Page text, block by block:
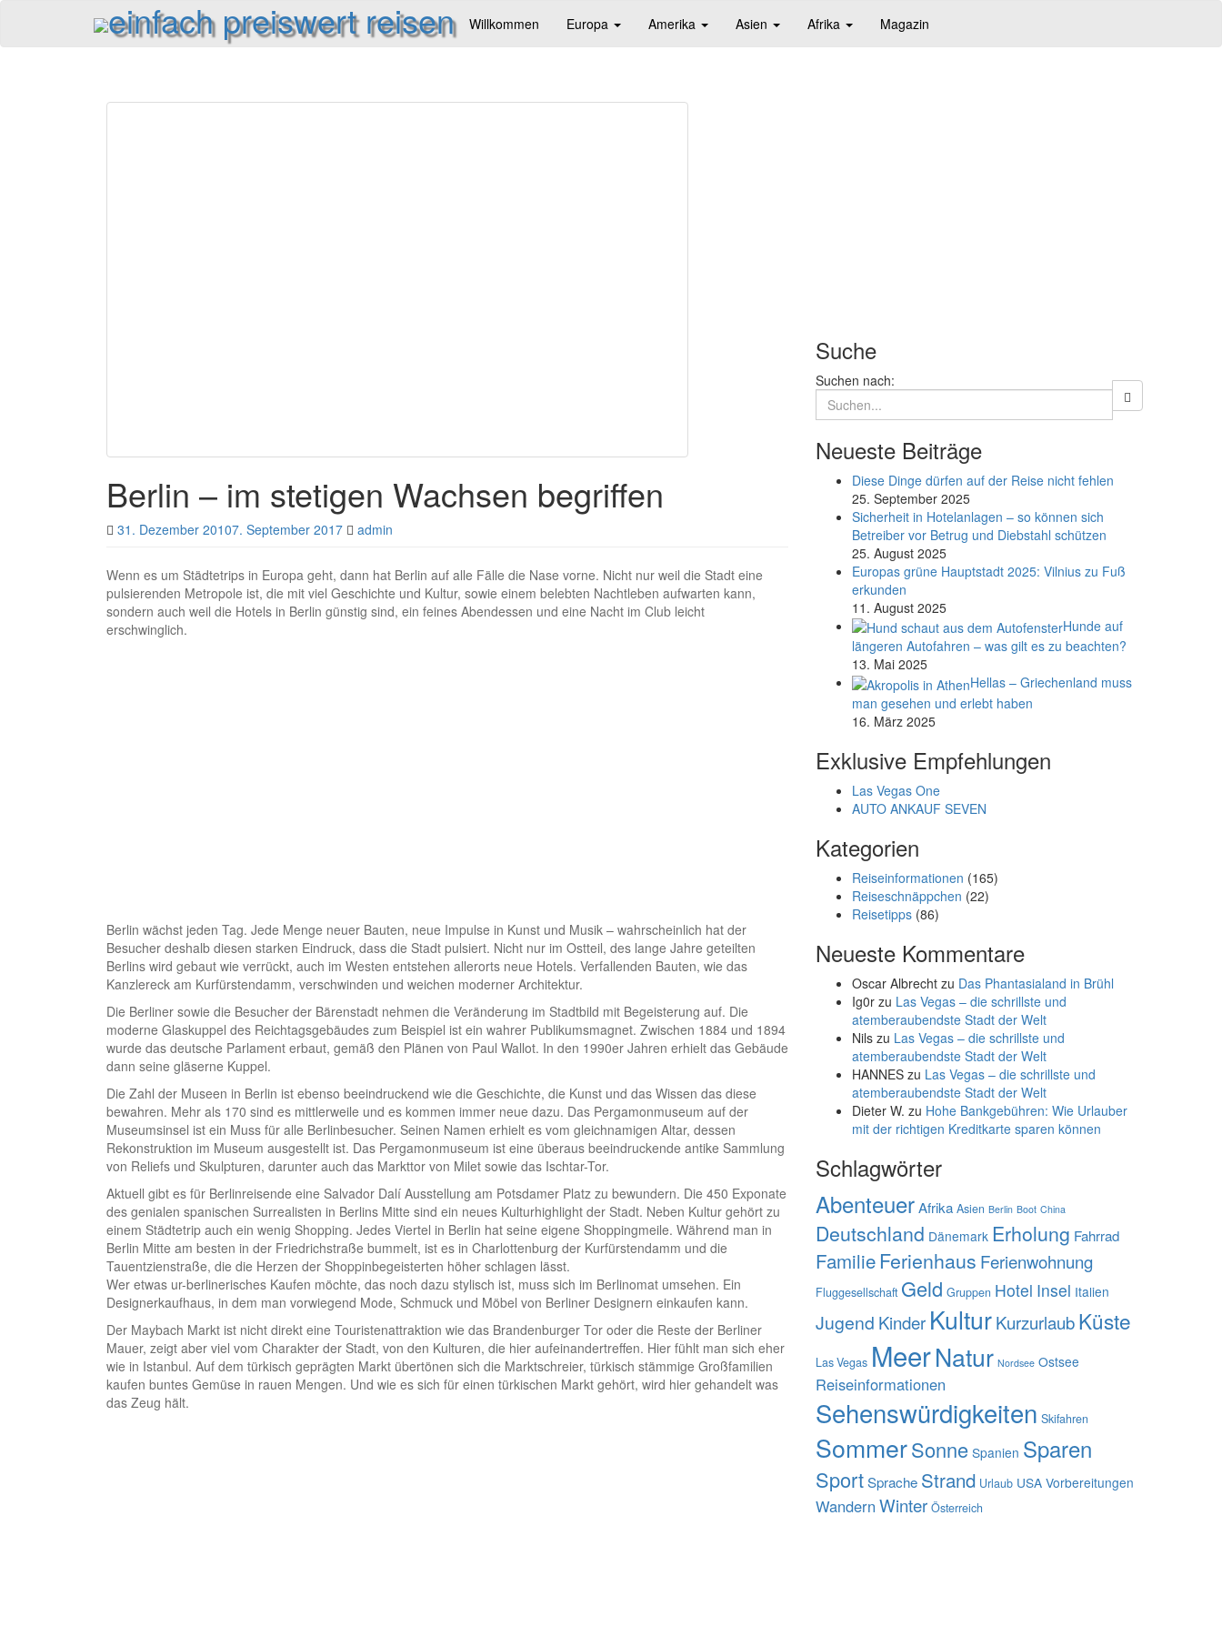
einfach preiswert reisen
Reiseinformationen und Reisetipps
Willkommen Europa Amerika Asien Afrika Magazin
Berlin – im stetigen Wachsen begriffen
31. Dezember 20107. September 2017 admin
Wenn es um Städtetrips in Europa geht, dann hat Berlin auf alle Fälle die Nase vorne. Nicht nur weil die Stadt eine
pulsierenden Metropole ist, die mit viel Geschichte und Kultur, sowie einem belebten Nachtleben aufwarten kann,
sondern auch weil die Hotels in Berlin günstig sind, ein feines Abendessen und eine Nacht im Club leicht
erschwinglich.
Berlin wächst jeden Tag. Jede Menge neuer Bauten, neue Impulse in Kunst und Musik – wahrscheinlich hat der
Besucher deshalb diesen starken Eindruck, dass die Stadt pulsiert. Nicht nur im Ostteil, des lange Jahre geteilten
Berlins wird gebaut wie verrückt, auch im Westen entstehen allerorts neue Hotels. Verfallenden Bauten, wie das
Kanzlereck am Kurfürstendamm, verschwinden und weichen moderner Architektur.
Die Berliner sowie die Besucher der Bärenstadt nehmen die Veränderung im Stadtbild mit Begeisterung auf. Die
moderne Glaskuppel des Reichtagsgebäudes zum Beispiel ist ein wahrer Publikumsmagnet. Zwischen 1884 und 1894
wurde das deutsche Parlament erbaut, gemäß den Plänen von Paul Wallot. In den 1990er Jahren erhielt das Gebäude
dann seine gläserne Kuppel.
Die Zahl der Museen in Berlin ist ebenso beeindruckend wie die Geschichte, die Kunst und das Wissen das diese
bewahren. Mehr als 170 sind es mittlerweile und es kommen immer neue dazu. Das Pergamonmuseum auf der
Museumsinsel ist ein Muss für alle Berlinbesucher. Seinen Namen erhielt es vom gleichnamigen Altar, dessen
Rekonstruktion im Museum ausgestellt ist. Das Pergamonmuseum ist eine überaus beeindruckende antike Sammlung
von Reliefs und Skulpturen, darunter auch das Markttor von Milet sowie das Ischtar-Tor.
Aktuell gibt es für Berlinreisende eine Salvador Dalí Ausstellung am Potsdamer Platz zu bewundern. Die 450 Exponate
des genialen spanischen Surrealisten in Berlins Mitte sind ein neues Kulturhighlight der Stadt. Neben Kultur gehört zu
einem Städtetrip auch ein wenig Shopping. Jedes Viertel in Berlin hat seine eigene Shoppingmeile. Während man in
Berlin Mitte am besten in der Friedrichstraße bummelt, ist es in Charlottenburg der Kurfürstendamm und die
Tauentzienstraße, die die Herzen der Shoppinbegeisterten höher schlagen lässt.
Wer etwas ur-berlinerisches Kaufen möchte, das noch dazu stylisch ist, muss sich im Berlinomat umsehen. Ein
Designerkaufhaus, in dem man vorwiegend Mode, Schmuck und Möbel von Berliner Designern einkaufen kann.
Der Maybach Markt ist nicht direkt eine Touristenattraktion wie das Brandenburger Tor oder die Reste der Berliner
Mauer, zeigt aber viel vom Charakter der Stadt, von den Kulturen, die hier aufeinandertreffen. Hier fühlt man sich eher
wie in Istanbul. Auf dem türkisch geprägten Markt übertönen sich die Marktschreier, türkisch stämmige Großfamilien
kaufen buntes Gemüse in rauen Mengen. Und wie es sich für einen türkischen Markt gehört, wird hier gehandelt was
das Zeug hält.
Suche
Suchen nach:
Neueste Beiträge
Diese Dinge dürfen auf der Reise nicht fehlen
25. September 2025
Sicherheit in Hotelanlagen – so können sich
Betreiber vor Betrug und Diebstahl schützen
25. August 2025
Europas grüne Hauptstadt 2025: Vilnius zu Fuß
erkunden
11. August 2025
Hunde auf
längeren Autofahren – was gilt es zu beachten?
13. Mai 2025
Hellas – Griechenland muss
man gesehen und erlebt haben
16. März 2025
Exklusive Empfehlungen
Las Vegas One
AUTO ANKAUF SEVEN
Kategorien
Reiseinformationen (165)
Reiseschnäppchen (22)
Reisetipps (86)
Neueste Kommentare
Oscar Albrecht zu Das Phantasialand in Brühl
Ig0r zu Las Vegas – die schrillste und
atemberaubendste Stadt der Welt
Nils zu Las Vegas – die schrillste und
atemberaubendste Stadt der Welt
HANNES zu Las Vegas – die schrillste und
atemberaubendste Stadt der Welt
Dieter W. zu Hohe Bankgebühren: Wie Urlauber
mit der richtigen Kreditkarte sparen können
Schlagwörter
AbenteuerAfrika Asien Berlin Boot China
Deutschland Dänemark Erholung Fahrrad
Familie Ferienhaus Ferienwohnung
Fluggesellschaft Geld Gruppen Hotel Insel Italien
Jugend Kinder KulturKurzurlaubKüste
Las Vegas MeerNatur Nordsee Ostsee
Reiseinformationen
Sehenswürdigkeiten Skifahren
SommerSonne Spanien Sparen
SportSprache Strand Urlaub USA Vorbereitungen
Wandern Winter Österreich